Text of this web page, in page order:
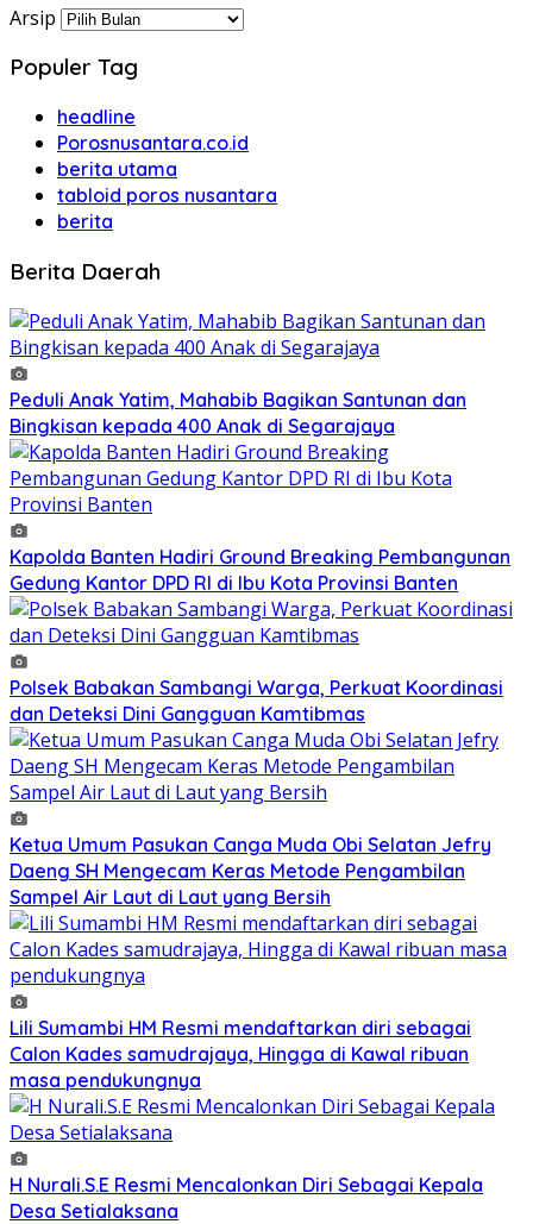
Arsip
Populer Tag
headline
Porosnusantara.co.id
berita utama
tabloid poros nusantara
berita
Berita Daerah
Peduli Anak Yatim, Mahabib Bagikan Santunan dan
Bingkisan kepada 400 Anak di Segarajaya
Kapolda Banten Hadiri Ground Breaking Pembangunan
Gedung Kantor DPD RI di Ibu Kota Provinsi Banten
Polsek Babakan Sambangi Warga, Perkuat Koordinasi
dan Deteksi Dini Gangguan Kamtibmas
Ketua Umum Pasukan Canga Muda Obi Selatan Jefry
Daeng SH Mengecam Keras Metode Pengambilan
Sampel Air Laut di Laut yang Bersih
Lili Sumambi HM Resmi mendaftarkan diri sebagai
Calon Kades samudrajaya, Hingga di Kawal ribuan
masa pendukungnya
H Nurali.S.E Resmi Mencalonkan Diri Sebagai Kepala
Desa Setialaksana